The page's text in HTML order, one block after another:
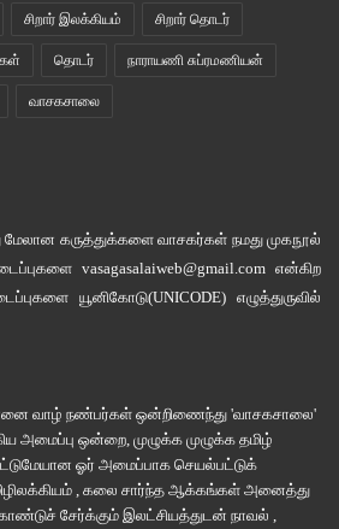
சிறார் இலக்கியம் சிறார் தொடர்
தொடர் நாராயணி சுப்ரமணியன்
வாசகசாலை
மேலான கருத்துக்களை வாசகர்கள் நமது முகநூல்
vasagasalaiweb@gmail.com என்கிற
யூனிகோடு(UNICODE)எழுத்துருவில்
வாழ் நண்பர்கள் ஒன்றிணைந்து 'வாசகசாலை'
அமைப்பு ஒன்றை, முழுக்க முழுக்க தமிழ்
ஓர் அமைப்பாக செயல்பட்டுக்
, கலை சார்ந்த ஆக்கங்கள் அனைத்து
சேர்க்கும் இலட்சியத்துடன் நாவல் ,